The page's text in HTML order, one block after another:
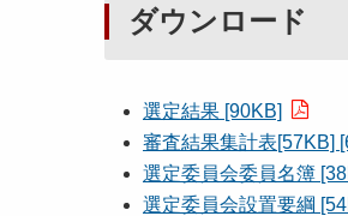
ダウンロード
選定結果 [90KB]
審査結果集計表[57KB]
選定委員会委員名簿
選定委員会設置要綱